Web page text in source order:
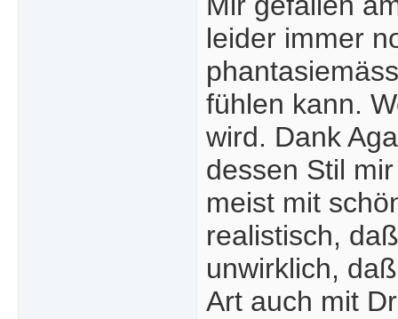
leider immer
fühlen kann.
wird. Dank
dessen Stil
meist mit
realistisch,
unwirklich,
Art auch mit